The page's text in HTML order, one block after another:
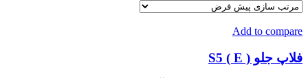
Add to compare
فلاپ جلو S5 ( E )